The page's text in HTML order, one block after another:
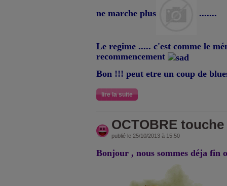
ne marche plus .......
Le regime ..... c'est comme le
recommencement
Bon !!! peut etre un coup de
lire la suite
OCTOBRE
publié le 25/10/2013 à 15:50
Bonjour , nous sommes déja fin